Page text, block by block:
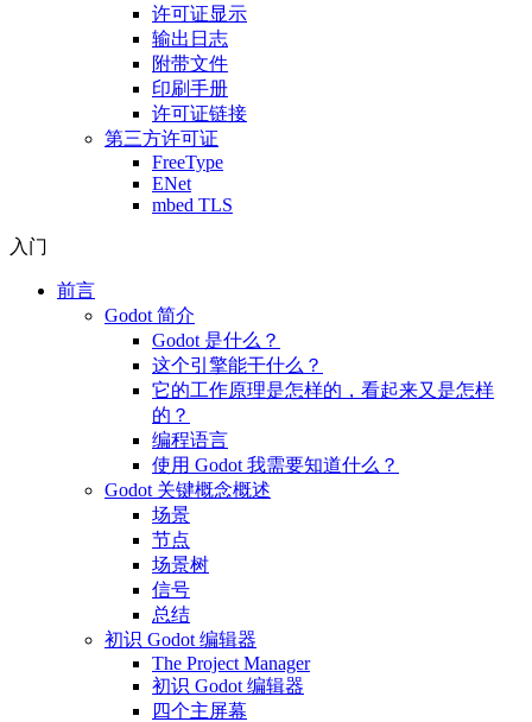
许可证显示
输出日志
附带文件
印刷手册
许可证链接
第三方许可证
FreeType
ENet
mbed TLS
入门
前言
Godot 简介
Godot 是什么？
这个引擎能干什么？
它的工作原理是怎样的，看起来又是怎样
的？
编程语言
使用 Godot 我需要知道什么？
Godot 关键概念概述
场景
节点
场景树
信号
总结
初识 Godot 编辑器
The Project Manager
初识 Godot 编辑器
四个主屏幕